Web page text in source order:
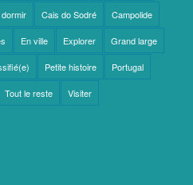
Cais do Sodré Campolide
En ville Explorer Grand large
Petite histoire Portugal
Tout le reste Visiter